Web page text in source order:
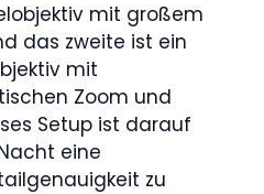
mit großem
das zweite ist ein
mit
Zoom und
Setup ist darauf
eine
zu